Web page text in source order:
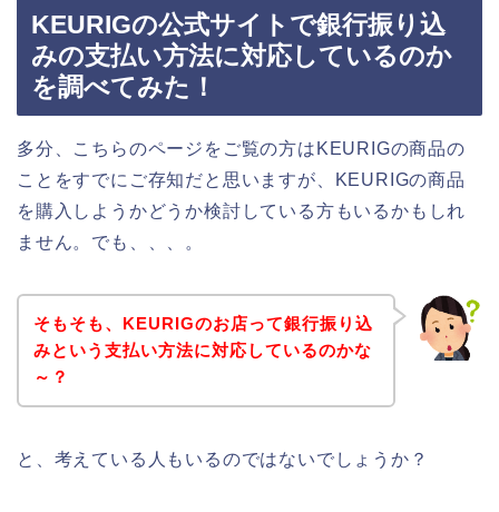
KEURIGの公式サイトで銀行振り込
みの支払い方法に対応しているのか
を調べてみた！
多分、こちらのページをご覧の方はKEURIGの商品の
ことをすでにご存知だと思いますが、KEURIGの商品
を購入しようかどうか検討している方もいるかもしれ
ません。でも、、、。
そもそも、KEURIGのお店って銀行振り込
みという支払い方法に対応しているのかな
～？
と、考えている人もいるのではないでしょうか？